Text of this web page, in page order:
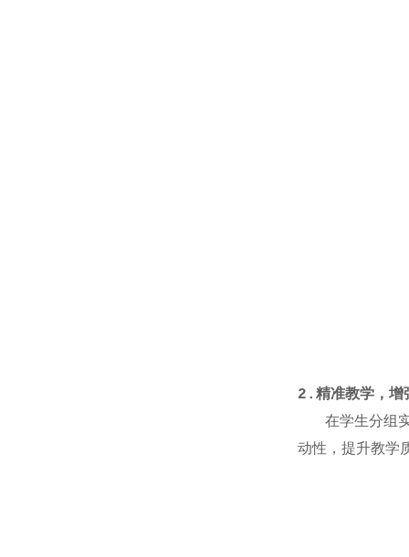
2. 精准教学，增
在学生分组实
动性，提升教学